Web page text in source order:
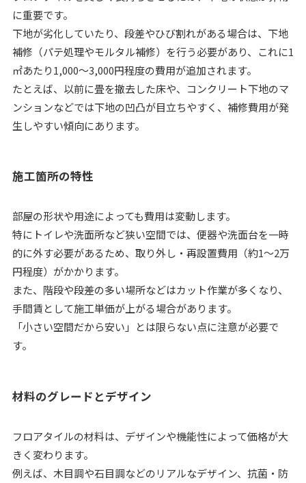
に重要です。
下地が劣化していたり、段差やひび割れがある場合は、下地
補修（パテ処理やモルタル補修）を行う必要があり、これに1
㎡あたり1,000〜3,000円程度の費用が追加されます。
たとえば、以前に畳を撤去した床や、コンクリート下地のマ
ンションなどでは下地の凹凸が目立ちやすく、補修費用が発
生しやすい傾向にあります。
施工箇所の特性
部屋の形状や用途によっても費用は変動します。
特にトイレや洗面所など狭い空間では、便器や洗面台を一時
的に外す必要があるため、取り外し・再設置費用（約1〜2万
円程度）がかかります。
また、階段や段差の多い場所などはカット作業が多くなり、
手間賃として施工単価が上がる場合があります。
「小さい空間だから安い」とは限らない点に注意が必要で
す。
材料のグレードとデザイン
フロアタイルの材料は、デザインや機能性によって価格が大
きく変わります。
例えば、木目調や石目調などのリアルなデザイン、抗菌・防